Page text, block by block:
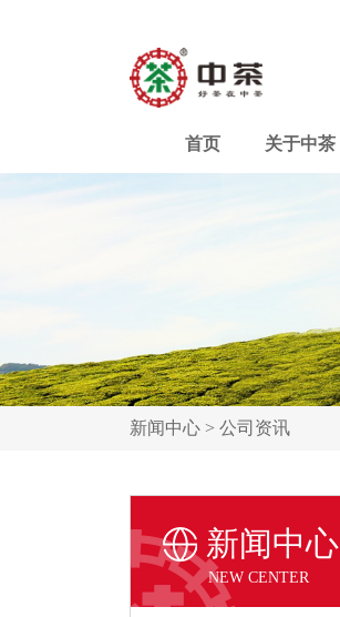
首页 关于中茶
新闻中心 > 公司资讯
新闻中心
NEW CENTER